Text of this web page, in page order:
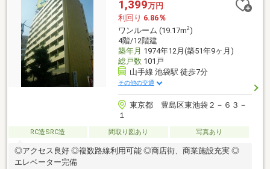
1,399万円
利回り 6.86％
ワンルーム (19.17m2)
4階/12階建
築年月 1974年12月(築51年9ヶ月)
総戸数101戸
山手線 池袋駅 徒歩7分
その他の交通
東京都 豊島区東池袋２－６３－
１
RC造SRC造 間取り図あり 写真あり
◎アクセス良好 ◎複数路線利用可能 ◎商店街、商業施設充実 ◎
エレベーター完備